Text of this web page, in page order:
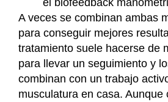
A veces se combinan ambas
para conseguir mejores
tratamiento suele hacerse de
para llevar un seguimiento y
combinan con un trabajo
musculatura en casa. Aunque